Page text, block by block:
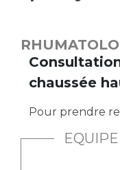
Vous allez être
Vous avez un
Vous avez une
Vous venez en
myaphm, votre
Infos COVID-19
Emplois
Emplois médicaux
Espace Formation
Étudiants
Emplois divers
chaussée
Pour prendre
EQUIPE